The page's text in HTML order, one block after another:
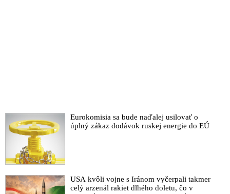
Eurokomisia sa bude naďalej usilovať o
úplný zákaz dodávok ruskej energie do EÚ
USA kvôli vojne s Iránom vyčerpali takmer
celý arzenál rakiet dlhého doletu, čo v